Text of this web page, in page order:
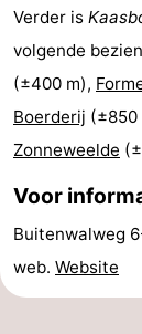
drinken
Zeehonden
Vuurtoren
Evenementen
Praktisch
Forum
Route
Verder is
volgende
(±400 m),
Boerderij (±850
Zonneweelde
Voor
Buitenwalweg
web. Website